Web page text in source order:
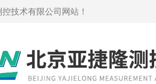
技术有限公司网站！